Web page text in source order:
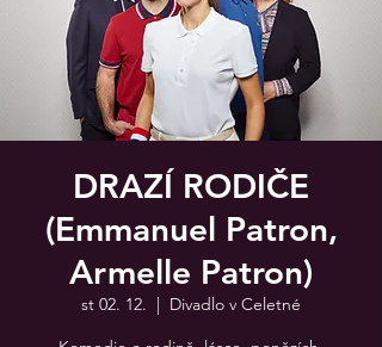
DRAZÍ RODIČE
(Emmanuel Patron,
Armelle Patron)
st 02. 12.
  |
Divadlo v Celetné